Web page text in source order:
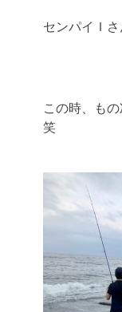
センパイＩ
この時、も
笑